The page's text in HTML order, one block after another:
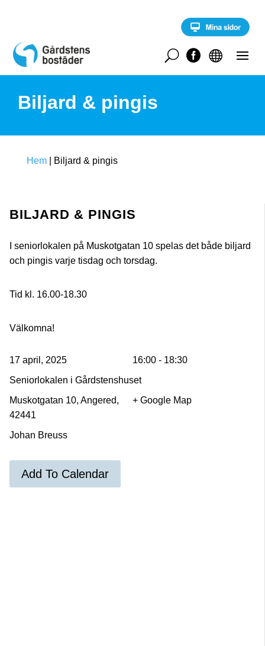
c
n


U
Biljard & pingis
Hem Biljard & pingis
BILJARD & PINGIS
I seniorlokalen på Muskotgatan 10 spelas det både biljard
och pingis varje tisdag och torsdag.
Tid kl. 16.00-18.30
Välkomna!
17 april, 2025
16:00 - 18:30
Seniorlokalen i Gårdstenshuset
Muskotgatan 10, Angered,
42441
+ Google Map
Johan Breuss
Add To Calendar